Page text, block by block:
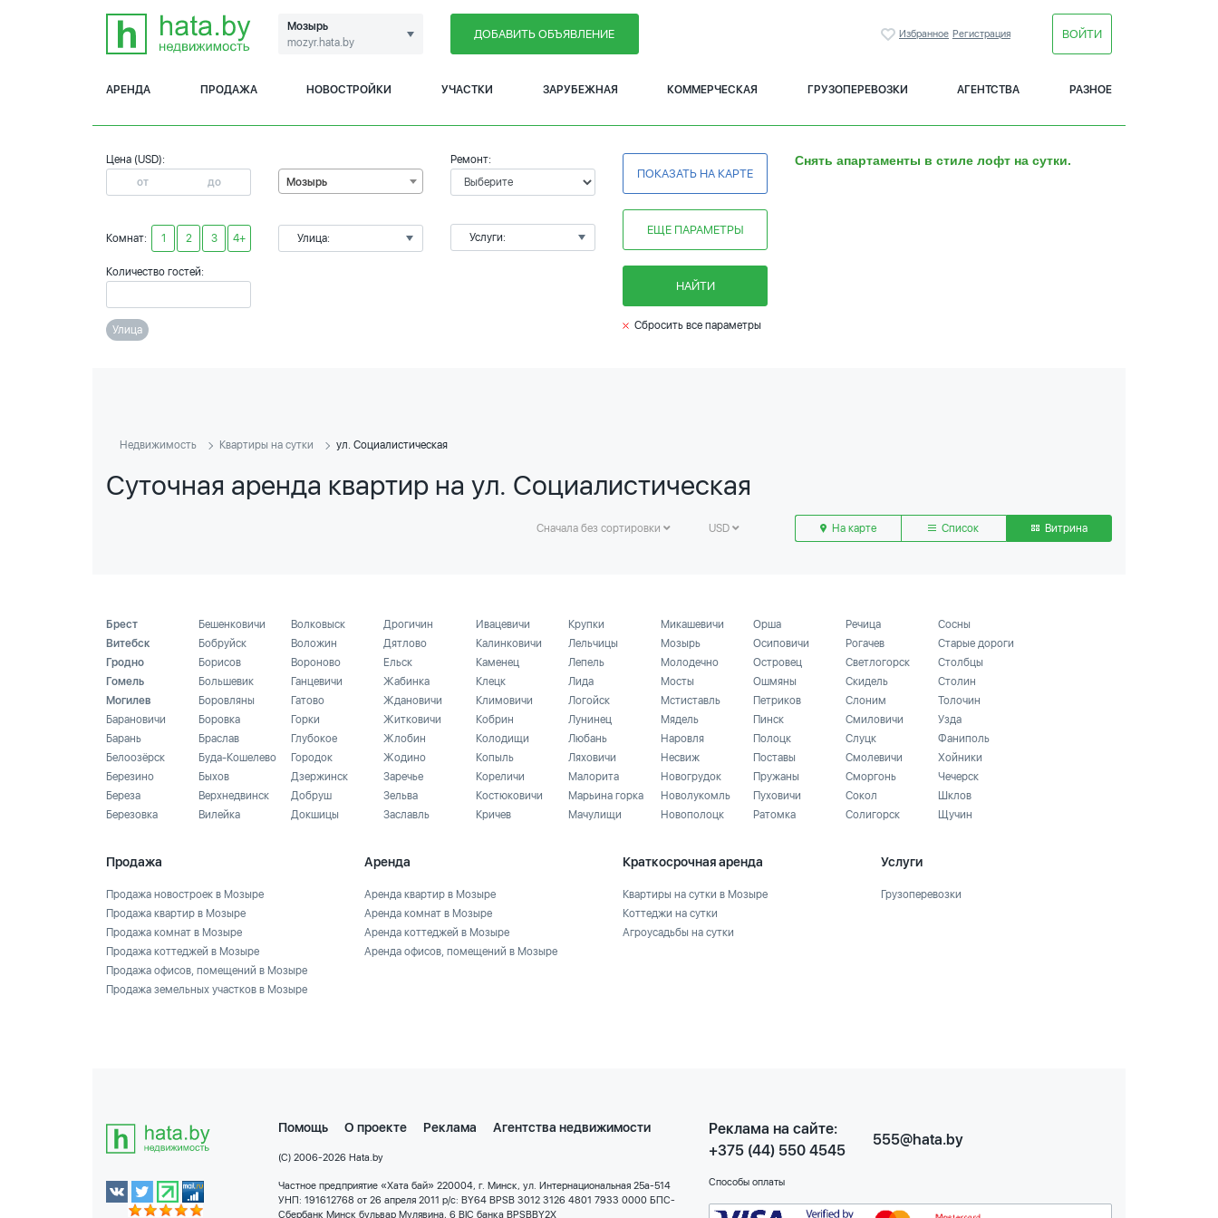
Мозырь
mozyr.hata.by
ДОБАВИТЬ ОБЪЯВЛЕНИЕ Избранное Регистрация ВОЙТИ
АРЕНДА ПРОДАЖА НОВОСТРОЙКИ УЧАСТКИ ЗАРУБЕЖНАЯ КОММЕРЧЕСКАЯ ГРУЗОПЕРЕВОЗКИ АГЕНТСТВА РАЗНОЕ
Цена (USD):
Комнат: 1 2 3 4+
Количество гостей:
Мозырь
Улица:
Ремонт:
Услуги:
ПОКАЗАТЬ НА КАРТЕ
ЕЩЕ ПАРАМЕТРЫ
НАЙТИ
Снять апартаменты в стиле лофт на сутки.
Улица Сбросить все параметры
Недвижимость Квартиры на сутки ул. Социалистическая
Суточная аренда квартир на ул. Социалистическая
Сначала без сортировки USD На карте Список Витрина
Брест
Витебск
Гродно
Гомель
Могилев
Барановичи
Барань
Белоозёрск
Березино
Береза
Березовка
Бешенковичи
Бобруйск
Борисов
Большевик
Боровляны
Боровка
Браслав
Буда-Кошелево
Быхов
Верхнедвинск
Вилейка
Волковыск
Воложин
Вороново
Ганцевичи
Гатово
Горки
Глубокое
Городок
Дзержинск
Добруш
Докшицы
Дрогичин
Дятлово
Ельск
Жабинка
Ждановичи
Житковичи
Жлобин
Жодино
Заречье
Зельва
Заславль
Ивацевичи
Калинковичи
Каменец
Клецк
Климовичи
Кобрин
Колодищи
Копыль
Кореличи
Костюковичи
Кричев
Крупки
Лельчицы
Лепель
Лида
Логойск
Лунинец
Любань
Ляховичи
Малорита
Марьина горка
Мачулищи
Микашевичи
Мозырь
Молодечно
Мосты
Мстиставль
Мядель
Наровля
Несвиж
Новогрудок
Новолукомль
Новополоцк
Орша
Осиповичи
Островец
Ошмяны
Петриков
Пинск
Полоцк
Поставы
Пружаны
Пуховичи
Ратомка
Речица
Рогачев
Светлогорск
Скидель
Слоним
Смиловичи
Слуцк
Смолевичи
Сморгонь
Сокол
Солигорск
Сосны
Старые дороги
Столбцы
Столин
Толочин
Узда
Фаниполь
Хойники
Чечерск
Шклов
Щучин
Продажа
Продажа новостроек в Мозыре
Продажа квартир в Мозыре
Продажа комнат в Мозыре
Продажа коттеджей в Мозыре
Продажа офисов, помещений в Мозыре
Продажа земельных участков в Мозыре
Аренда
Аренда квартир в Мозыре
Аренда комнат в Мозыре
Аренда коттеджей в Мозыре
Аренда офисов, помещений в Мозыре
Краткосрочная аренда
Квартиры на сутки в Мозыре
Коттеджи на сутки
Агроусадьбы на сутки
Услуги
Грузоперевозки
Помощь О проекте Реклама Агентства недвижимости
(C) 2006-2026 Hata.by
Частное предприятие «Хата бай» 220004, г. Минск, ул. Интернациональная 25а-514
УНП: 191612768 от 26 апреля 2011 р/с: BY64 BPSB 3012 3126 4801 7933 0000 БПС-
Сбербанк Минск бульвар Мулявина, 6 BIC банка BPSBBY2X
Реклама на сайте:
+375 (44) 550 4545
555@hata.by
Способы оплаты